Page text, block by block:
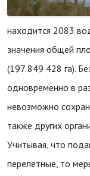
находится 2083
значения общей
(197 849 428 га).
одновременно в
невозможно
также других
Учитывая, что
перелетные, то